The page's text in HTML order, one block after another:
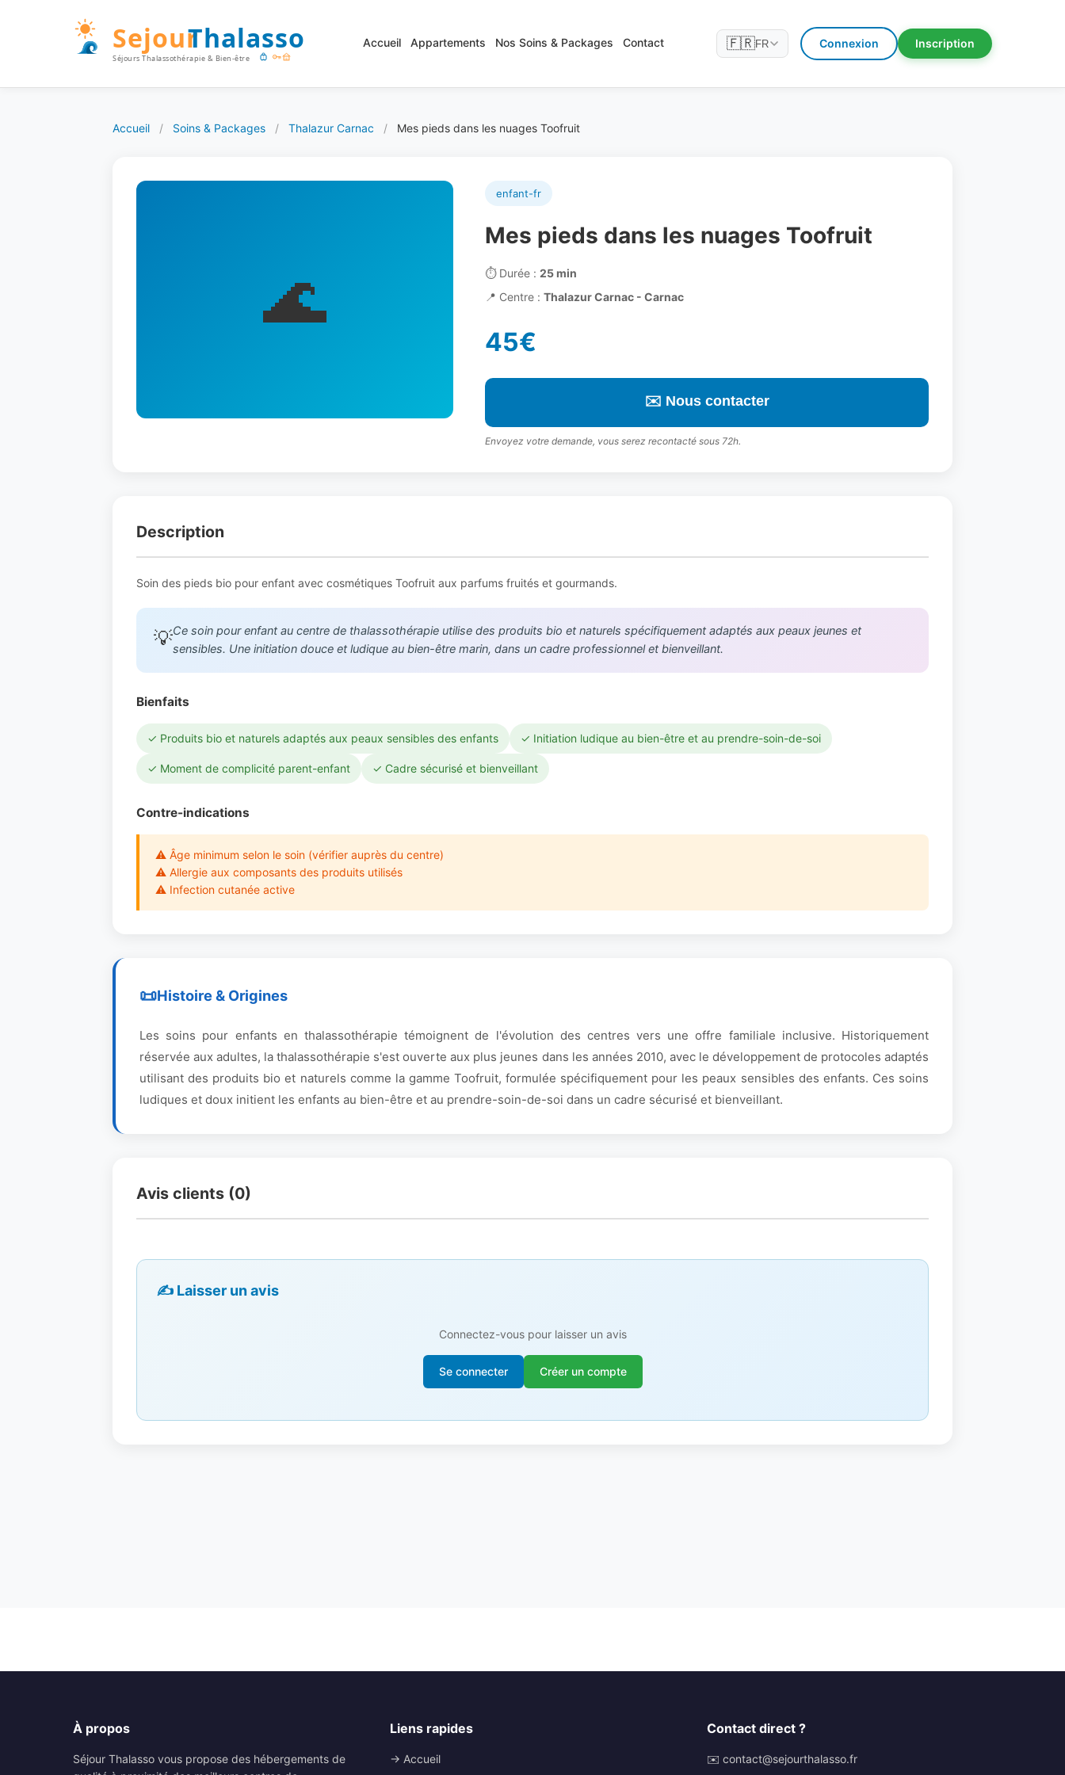
Accueil Appartements Nos Soins & Packages Contact 🇫🇷FR Connexion Inscription
Accueil / Soins & Packages / Thalazur Carnac / Mes pieds dans les nuages Toofruit
🌊
enfant-fr
Mes pieds dans les nuages Toofruit
⏱️Durée : 25 min
📍 Centre : Thalazur Carnac - Carnac
45€
✉️ Nous contacter
Envoyez votre demande, vous serez recontacté sous 72h.
Description
Soin des pieds bio pour enfant avec cosmétiques Toofruit aux parfums fruités et gourmands.
💡Ce soin pour enfant au centre de thalassothérapie utilise des produits bio et naturels spécifiquement adaptés aux peaux jeunes et
sensibles. Une initiation douce et ludique au bien-être marin, dans un cadre professionnel et bienveillant.
Bienfaits
✓ Produits bio et naturels adaptés aux peaux sensibles des enfants ✓ Initiation ludique au bien-être et au prendre-soin-de-soi
✓ Moment de complicité parent-enfant ✓ Cadre sécurisé et bienveillant
Contre-indications
⚠ Âge minimum selon le soin (vérifier auprès du centre)
⚠ Allergie aux composants des produits utilisés
⚠ Infection cutanée active
Histoire & Origines
Les soins pour enfants en thalassothérapie témoignent de l'évolution des centres vers une offre familiale inclusive. Historiquement
réservée aux adultes, la thalassothérapie s'est ouverte aux plus jeunes dans les années 2010, avec le développement de protocoles adaptés
utilisant des produits bio et naturels comme la gamme Toofruit, formulée spécifiquement pour les peaux sensibles des enfants. Ces soins
ludiques et doux initient les enfants au bien-être et au prendre-soin-de-soi dans un cadre sécurisé et bienveillant.
Avis clients (0)
✍️ Laisser un avis
Connectez-vous pour laisser un avis
Se connecter Créer un compte
À propos
Séjour Thalasso vous propose des hébergements de
Liens rapides
→ Accueil
Contact direct ?
✉️ contact@sejourthalasso.fr